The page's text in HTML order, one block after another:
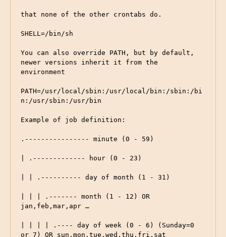
that none of the other crontabs do.
SHELL=/bin/sh
You can also override PATH, but by default,
newer versions inherit it from the
environment
PATH=/usr/local/sbin:/usr/local/bin:/sbin:/bi
n:/usr/sbin:/usr/bin
Example of job definition:
.---------------- minute (0 - 59)
| .------------- hour (0 - 23)
| | .---------- day of month (1 - 31)
| | | .------- month (1 - 12) OR
jan,feb,mar,apr …
| | | | .---- day of week (0 - 6) (Sunday=0
or 7) OR sun,mon,tue,wed,thu,fri,sat